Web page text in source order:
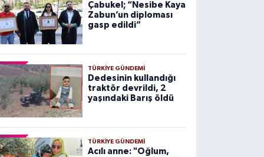
Çabukel; “Nesibe Kaya
Zabun’un diploması
gasp edildi”
TÜRKIYE GÜNDEMI
Dedesinin kullandığı
traktör devrildi, 2
yaşındaki Barış öldü
TÜRKIYE GÜNDEMI
Acılı anne: "Oğlum,